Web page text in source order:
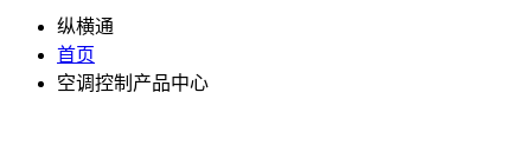
纵横通
首页
空调控制产品中心